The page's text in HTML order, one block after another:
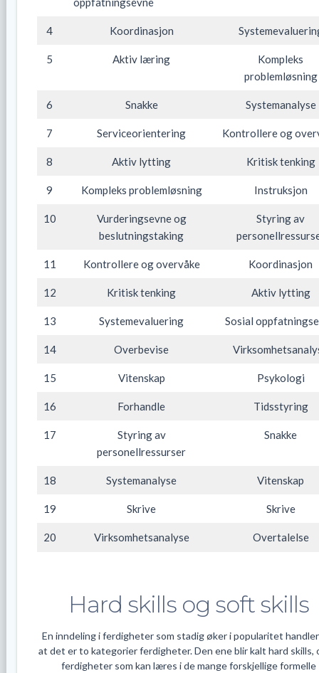
4 Koordinasjon
5 Aktiv læring
Kompleks
problemløsning
6 Snakke Systemanalyse
7 Serviceorientering Kontrollere og
8 Aktiv lytting Kritisk tenking
9 Kompleks problemløsning Instruksjon
10
Vurderingsevne og
beslutningstaking
Styring av
11 Kontrollere og overvåke Koordinasjon
12 Kritisk tenking Aktiv lytting
13 Systemevaluering Sosial
14 Overbevise
15 Vitenskap Psykologi
16 Forhandle Tidsstyring
17
Styring av
personellressurser
Snakke
18 Systemanalyse Vitenskap
19 Skrive Skrive
20 Virksomhetsanalyse Overtalelse
Hard skills og soft skills
En inndeling i ferdigheter som stadig øker i popularitet
at det er to kategorier ferdigheter. Den ene blir kalt hard skills,
ferdigheter som kan læres i de mange forskjellige formelle